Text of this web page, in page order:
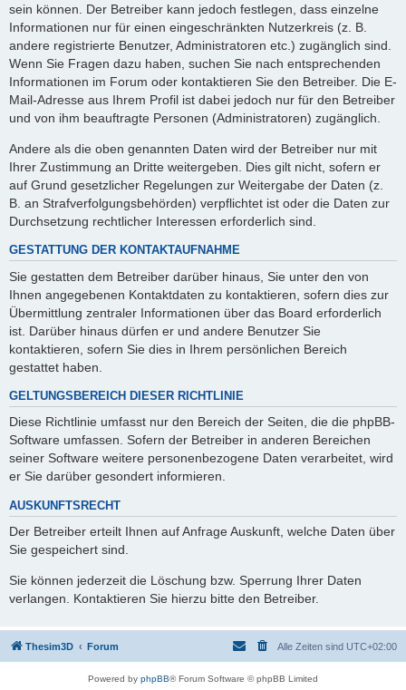
sein können. Der Betreiber kann jedoch festlegen, dass einzelne
Informationen nur für einen eingeschränkten Nutzerkreis (z. B.
andere registrierte Benutzer, Administratoren etc.) zugänglich sind.
Wenn Sie Fragen dazu haben, suchen Sie nach entsprechenden
Informationen im Forum oder kontaktieren Sie den Betreiber. Die E-
Mail-Adresse aus Ihrem Profil ist dabei jedoch nur für den Betreiber
und von ihm beauftragte Personen (Administratoren) zugänglich.
Andere als die oben genannten Daten wird der Betreiber nur mit
Ihrer Zustimmung an Dritte weitergeben. Dies gilt nicht, sofern er
auf Grund gesetzlicher Regelungen zur Weitergabe der Daten (z.
B. an Strafverfolgungsbehörden) verpflichtet ist oder die Daten zur
Durchsetzung rechtlicher Interessen erforderlich sind.
GESTATTUNG DER KONTAKTAUFNAHME
Sie gestatten dem Betreiber darüber hinaus, Sie unter den von
Ihnen angegebenen Kontaktdaten zu kontaktieren, sofern dies zur
Übermittlung zentraler Informationen über das Board erforderlich
ist. Darüber hinaus dürfen er und andere Benutzer Sie
kontaktieren, sofern Sie dies in Ihrem persönlichen Bereich
gestattet haben.
GELTUNGSBEREICH DIESER RICHTLINIE
Diese Richtlinie umfasst nur den Bereich der Seiten, die die phpBB-
Software umfassen. Sofern der Betreiber in anderen Bereichen
seiner Software weitere personenbezogene Daten verarbeitet, wird
er Sie darüber gesondert informieren.
AUSKUNFTSRECHT
Der Betreiber erteilt Ihnen auf Anfrage Auskunft, welche Daten über
Sie gespeichert sind.
Sie können jederzeit die Löschung bzw. Sperrung Ihrer Daten
verlangen. Kontaktieren Sie hierzu bitte den Betreiber.
Thesim3D Forum Alle Zeiten sind UTC+02:00
Powered by phpBB® Forum Software © phpBB Limited